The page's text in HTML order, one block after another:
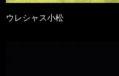
ウレシャス小松